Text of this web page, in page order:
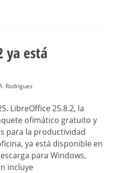
ya está
Rodriguez
LibreOffice 25.8.2, la
ofimático gratuito y
para la productividad
ya está disponible en
para Windows,
incluye